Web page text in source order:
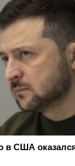
в США